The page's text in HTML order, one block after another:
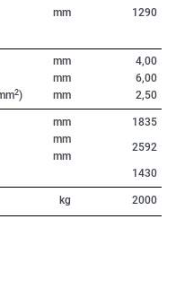
mm 1290
2)
mm
mm
mm
4,00
6,00
2,50
mm
mm
mm
1835
2592
1430
kg 2000